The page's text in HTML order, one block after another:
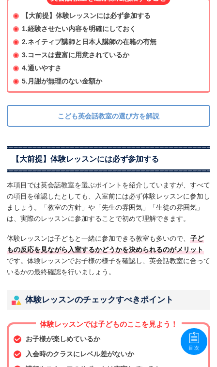
【大前提】体験レッスンには必ず参加する
1.経験させたい内容を明確にしておく
2.ネイティブ講師と日本人講師の在籍の有無
3.コースは豊富に用意されているか
4.通いやすさ
5.月謝が無理のない金額か
こども英会話教室の選び方を解説
【大前提】体験レッスンには必ず参加する
本項目では英会話教室を選ぶポイントを紹介していますが、すべて
の項目を確認したとしても、入室前には必ず体験レッスンに参加し
ましょう。「教室の方針」や「先生の雰囲気」「生徒の雰囲気」
は、実際のレッスンに参加することで初めて理解できます。
体験レッスンは子どもと一緒に参加できる教室も多いので、 子ど
もの反応を見ながら入室するかどうかを決められるのがメリット
です。体験レッスンでお子様の様子を確認し、英会話教室に合って
いるかの最終確認を行いましょう。
体験レッスンのチェックすべきポイント
体験レッスンでは子どものここを見よう！
お子様が楽しめているか
入会時のクラスにレベル差がないか
目次